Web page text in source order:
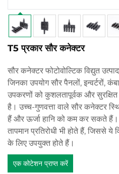
T5 प्रकार सौर कनेक्टर
सौर कनेक्टर फोटोवोल्टिक विद्युत
जिनका उपयोग सौर पैनलों, इन्वर्टरों,
उपकरणों को कुशलतापूर्वक और
है। उच्च-गुणवत्ता वाले सौर कनेक्टर
हैं और ऊर्जा हानि को कम कर सकते
तापमान प्रतिरोधी भी होते हैं, जिससे ये
के लिए उपयुक्त होते हैं।
एक कोटेशन प्राप्त करें